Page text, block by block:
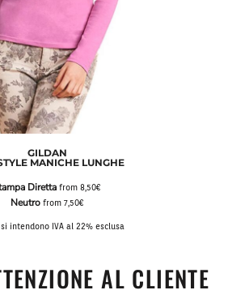
GILDAN
MANICHE LUNGHE
Diretta from 8,50€
Neutrofrom 7,50€
si intendono IVA al 22% esclusa
AL CLIENTE